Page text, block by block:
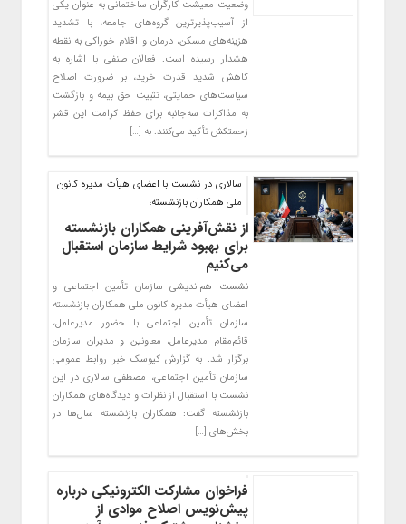
وضعیت معیشت کارگران ساختمانی به عنوان یکی
از آسیب‌پذیرترین گروه‌های جامعه، با تشدید
هزینه‌های مسکن، درمان و اقلام خوراکی به نقطه
هشدار رسیده است. فعالان صنفی با اشاره به
کاهش شدید قدرت خرید، بر ضرورت اصلاح
سیاست‌های حمایتی، تثبیت حق بیمه و بازگشت
به مذاکرات سه‌جانبه برای حفظ کرامت این قشر
زحمتکش تأکید می‌کنند. به […]
سالاری در نشست با اعضای هیأت مدیره کانون
ملی همکاران بازنشسته؛
از نقش‌آفرینی همکاران بازنشسته
برای بهبود شرایط سازمان استقبال
می‌کنیم
نشست هم‌اندیشی سازمان تأمین اجتماعی و
اعضای هیأت مدیره کانون ملی همکاران بازنشسته
سازمان تأمین اجتماعی با حضور مدیرعامل،
قائم‌مقام مدیرعامل، معاونین و مدیران سازمان
برگزار شد. به گزارش کیوسک خبر روابط عمومی
سازمان تأمین اجتماعی، مصطفی سالاری در این
نشست با استقبال از نظرات و دیدگاه‌های همکاران
بازنشسته گفت: همکاران بازنشسته سال‌ها در
بخش‌‌های […]
فراخوان مشارکت الکترونیکی درباره
پیش‌نویس اصلاح موادی از